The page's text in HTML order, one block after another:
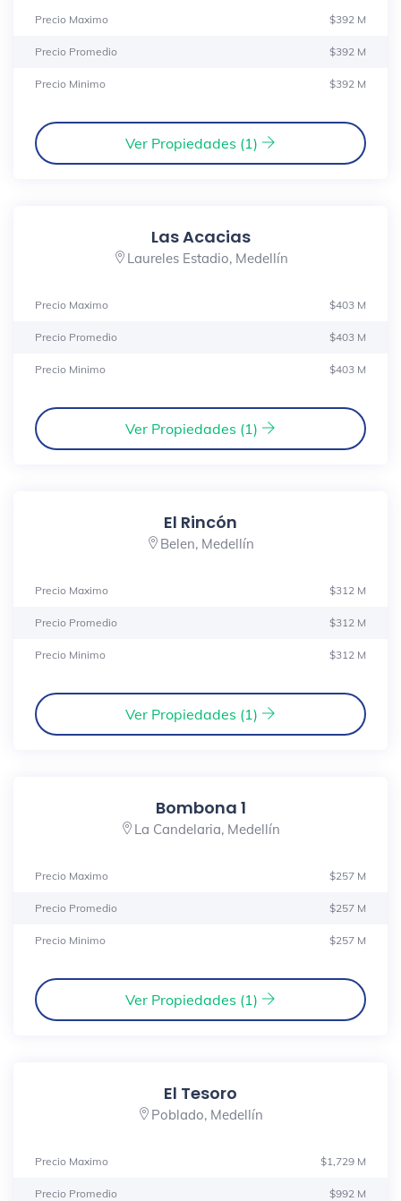
Precio Maximo $392 M
Precio Promedio $392 M
Precio Minimo $392 M
Ver Propiedades (1)
Las Acacias
Laureles Estadio, Medellín
Precio Maximo $403 M
Precio Promedio $403 M
Precio Minimo $403 M
Ver Propiedades (1)
El Rincón
Belen, Medellín
Precio Maximo $312 M
Precio Promedio $312 M
Precio Minimo $312 M
Ver Propiedades (1)
Bombona 1
La Candelaria, Medellín
Precio Maximo $257 M
Precio Promedio $257 M
Precio Minimo $257 M
Ver Propiedades (1)
El Tesoro
Poblado, Medellín
Precio Maximo $1,729 M
Precio Promedio $992 M